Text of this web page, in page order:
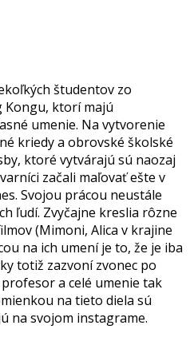
študentov zo
Kongu, ktorí majú
umenie. Na vytvorenie
kriedy a obrovské školské
ktoré vytvárajú sú naozaj
začali maľovať ešte v
Svojou prácou neustále
ľudí. Zvyčajne kreslia rôzne
(Mimoni, Alica v krajine
na ich umení je to, že je iba
totiž zazvoní zvonec po
a celé umenie tak
na tieto diela sú
na svojom instagrame.